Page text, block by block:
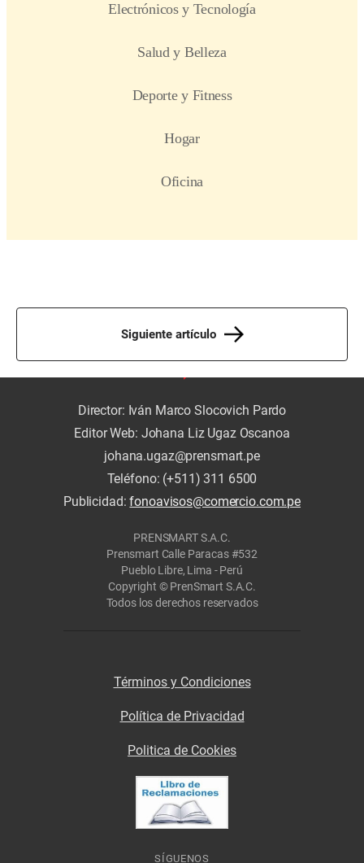
Siguiente artículo
Director: Iván Marco Slocovich Pardo
Editor Web: Johana Liz Ugaz Oscanoa
johana.ugaz@prensmart.pe
Teléfono: (+511) 311 6500
Publicidad:fonoavisos@comercio.com.pe
PRENSMART S.A.C.
Prensmart Calle Paracas #532
Pueblo Libre, Lima - Perú
Copyright © PrenSmart S.A.C.
Todos los derechos reservados
Términos y Condiciones
Política de Privacidad
Politica de Cookies
SÍGUENOS